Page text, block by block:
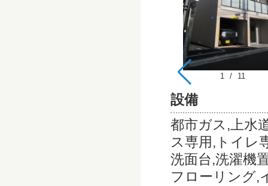
1 / 11
設備
都市ガス,上水
ス専用,トイレ
洗面台,洗濯機
フローリング,